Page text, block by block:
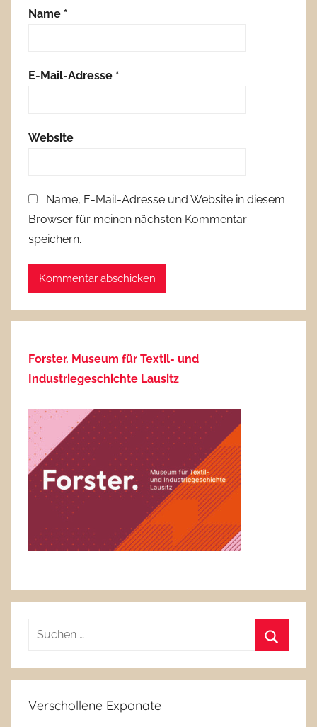
Name *
E-Mail-Adresse *
Website
Name, E-Mail-Adresse und Website in diesem
Browser für meinen nächsten Kommentar
speichern.
Forster. Museum für Textil- und
Industriegeschichte Lausitz
Suchen
Verschollene Exponate